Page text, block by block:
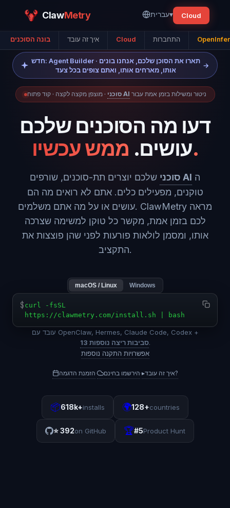
ClawMetry עברית▾ Cloud
בונה הסוכנים איך זה עובד Cloud התחברות OpenInfer
חדש: Agent Builder · תארו את הסוכן שלכם, אנחנו בונים
אותו, מארחים אותו, ואתם צופים בכל צעד
→
ניטור ומשילות בזמן אמת עבור סוכני AI · מוצפן מקצה לקצה · קוד פתוח
דעו מה הסוכנים שלכם
עושים.ממש עכשיו.
ה סוכני AI
שלכם יוצרים תת-סוכנים, שורפים
טוקנים, מפעילים כלים. אתם לא רואים מה הם
עושים או על מה אתם משלמים. ClawMetry מראה
לכם בזמן אמת, מקשר כל טוקן למשימה שצרכה
אותו, ומסמן לולאות פורעות לפני שהן פוצצות את
התקציב.
macOS / Linux Windows
$ curl -fsSL
https://clawmetry.com/install.sh | bash
עובד עם OpenClaw, Hermes, Claude Code, Codex +
13 סביבות ריצה נוספות.
אפשרויות התקנה נוספות
הזמנת הדגמה· הירשמו בחינם·▸ איך זה עובד?
📦618k+installs 🌍128+countries
⭐392on GitHub 🏆#5Product Hunt